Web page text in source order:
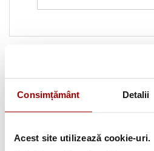
Consimțământ Detalii
Acest site utilizează cookie-uri.
Categorii
Testimoniale(1493)